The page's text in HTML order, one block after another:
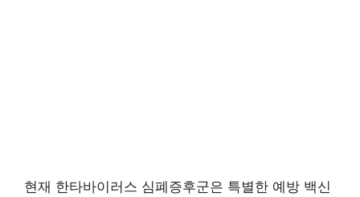
현재 한타바이러스 심폐증후군은 특별한 예방 백신